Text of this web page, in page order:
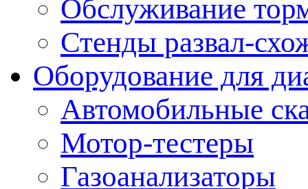
Обслуживание
Стенды развал-
Оборудование для
Автомобильные
Мотор-тестеры
Газоанализаторы